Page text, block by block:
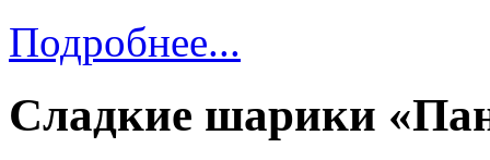
Подробнее...
Сладкие шарики